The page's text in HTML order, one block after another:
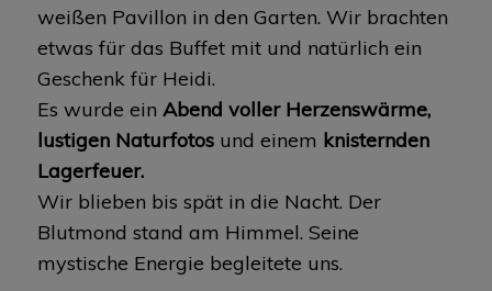
weißen Pavillon in den Garten. Wir brachten
etwas für das Buffet mit und natürlich ein
Geschenk für Heidi.
Es wurde ein Abend voller Herzenswärme,
lustigen Naturfotos und einem knisternden
Lagerfeuer.
Wir blieben bis spät in die Nacht. Der
Blutmond stand am Himmel. Seine
mystische Energie begleitete uns.